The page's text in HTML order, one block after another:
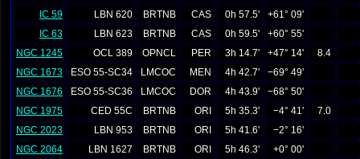
IC 59
LBN 620 BRTNB CAS 0h 57.5'
+61° 09'
IC 63
LBN 623 BRTNB CAS 0h 59.5'
+60° 55'
NGC 1245
OCL 389 OPNCL PER 3h 14.7' +47° 14'
8.4
NGC 1673
ESO 55-SC34 LMCOC MEN 4h 42.7'
−69° 49'
NGC 1676
ESO 55-SC36 LMCOC DOR 4h 43.9'
−68° 50'
NGC 1975
CED 55C BRTNB ORI 5h 35.3' −4° 41'
7.0
NGC 2023
LBN 953 BRTNB ORI 5h 41.6'
−2° 16'
NGC 2064
LBN 1627 BRTNB ORI 5h 46.3'
+0° 00'